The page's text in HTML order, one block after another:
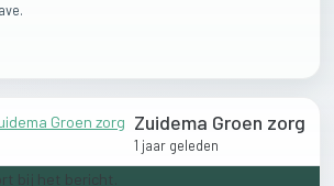
Zuidema Groen zorg
1 jaar geleden